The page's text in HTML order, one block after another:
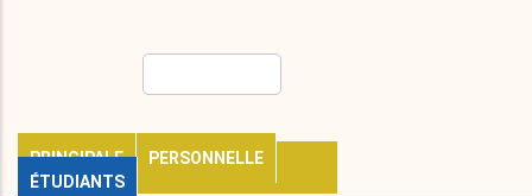
PRINCIPALE
PERSONNELLE
ÉTUDIANTS